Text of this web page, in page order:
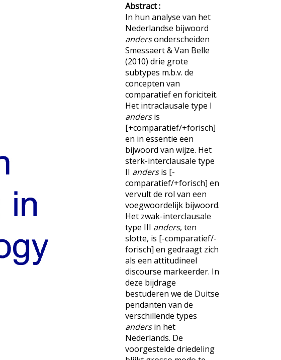
Abstract :
In hun analyse van het
Nederlandse bijwoord
andersonderscheiden
Smessaert & Van Belle
(2010) drie grote
subtypes m.b.v. de
concepten van
comparatief en foriciteit.
Het intraclausale type I
andersis
[+comparatief/+forisch]
en in essentie een
bijwoord van wijze. Het
sterk-interclausale type
II andersis [-
comparatief/+forisch] en
vervult de rol van een
voegwoordelijk bijwoord.
Het zwak-interclausale
type III anders, ten
slotte, is [-comparatief/-
forisch] en gedraagt zich
als een attitudineel
discourse markeerder. In
deze bijdrage
bestuderen we de Duitse
pendanten van de
verschillende types
andersin het
Nederlands. De
voorgestelde driedeling